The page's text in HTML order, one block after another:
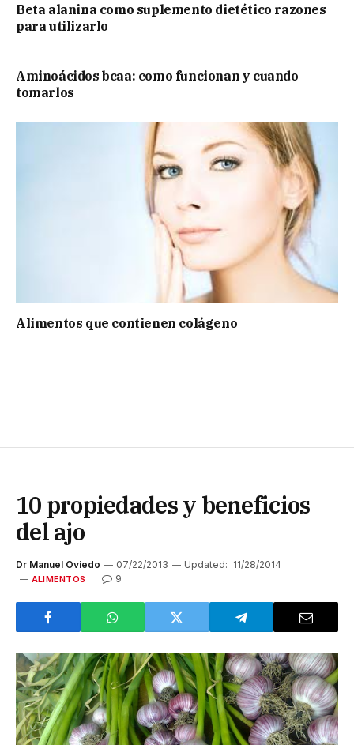
Beta alanina como suplemento dietético razones
para utilizarlo
Aminoácidos bcaa: como funcionan y cuando
tomarlos
Alimentos que contienen colágeno
10 propiedades y beneficios
del ajo
Dr Manuel Oviedo 07/22/2013 Updated: 11/28/2014
ALIMENTOS 9